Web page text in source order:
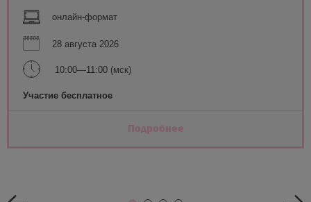
онлайн-формат
28 августа 2026
10:00—11:00 (мск)
Участие бесплатное
Подробнее